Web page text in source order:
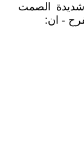
شديدة الصمت
- ان: